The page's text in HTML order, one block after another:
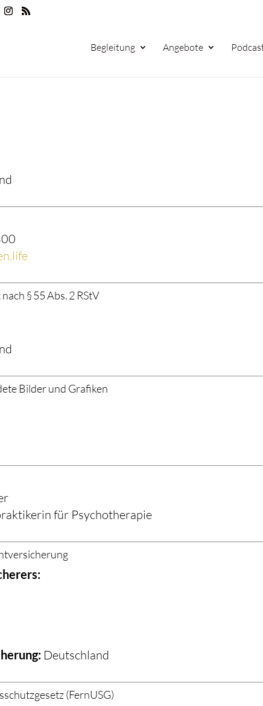
Begleitung Angebote
§ 55 Abs. 2 RStV
Bilder und Grafiken
für Psychotherapie
Deutschland
(FernUSG)